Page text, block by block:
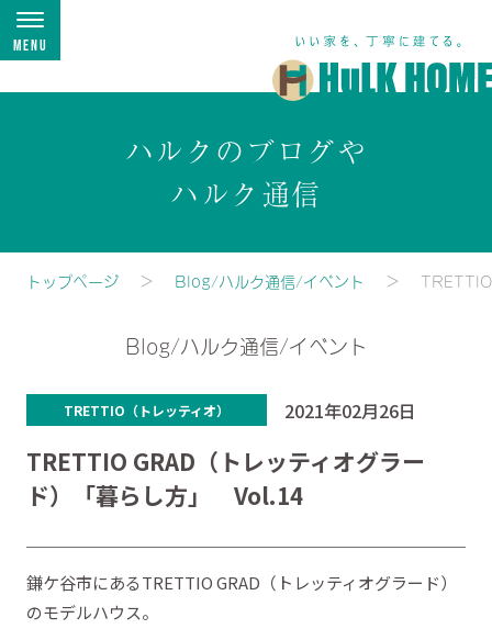
Menu
ハルクのブログや
ハルク通信
トップページ Blog/ハルク通信/イベント
Blog/ハルク通信/イベント
TRETTIO（トレッティオ） 2021年02月26日
TRETTIO GRAD（トレッティオグラー
ド）「暮らし方」 Vol.14
鎌ケ谷市にあるTRETTIO GRAD（トレッティオグラード）
のモデルハウス。